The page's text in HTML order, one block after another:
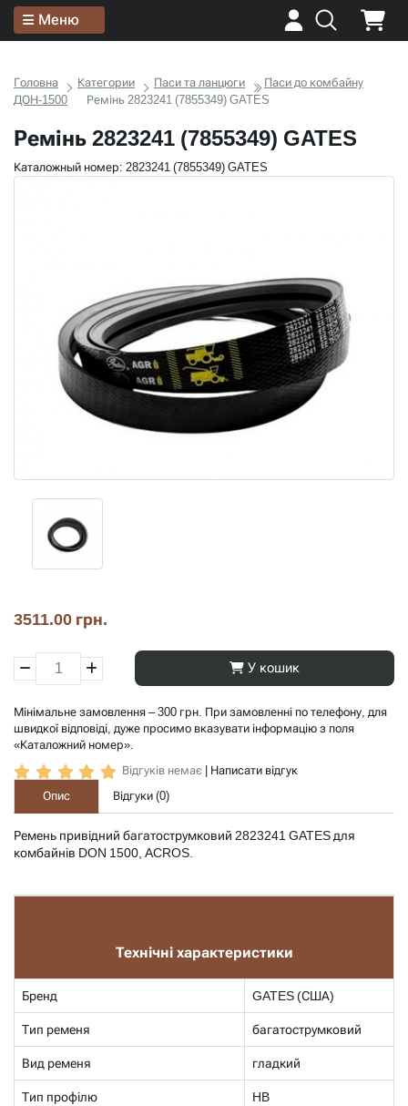
Меню
Головна Категории Паси та ланцюги
Паси до комбайну
ДОН-1500
Ремінь 2823241 (7855349) GATES
Ремінь 2823241 (7855349) GATES
Каталожный номер: 2823241 (7855349) GATES
3511.00 грн.
У кошик
Мінімальне замовлення – 300 грн. При замовленні по телефону, для
швидкої відповіді, дуже просимо вказувати інформацію з поля
«Каталожний номер».
Відгуків немає
Написати відгук
Опис
Відгуки (0)
Ремень привідний багатострумковий 2823241 GATES для
комбайнів DON 1500, ACROS​.
Технічні характеристики
Бренд GATES (США)
Тип ременя багатострумковий
Вид ременя гладкий
Тип профілю HB